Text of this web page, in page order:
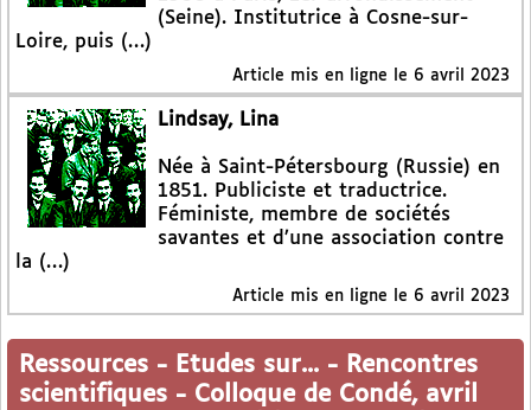
(Seine). Institutrice à Cosne-sur-
Loire, puis (…)
Article mis en ligne le 6 avril 2023
Lindsay, Lina
Née à Saint-Pétersbourg (Russie) en
1851. Publiciste et traductrice.
Féministe, membre de sociétés
savantes et d’une association contre
la (…)
Article mis en ligne le 6 avril 2023
Ressources - Etudes sur... - Rencontres
scientifiques - Colloque de Condé, avril